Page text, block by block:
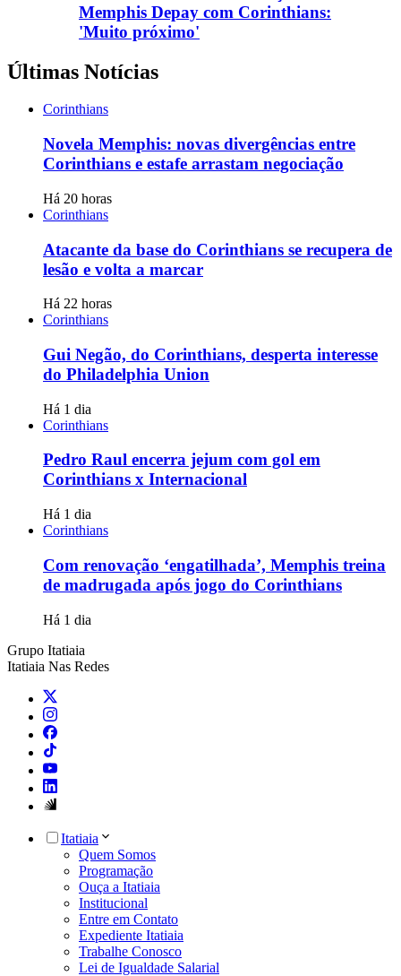
Memphis Depay com Corinthians:
'Muito próximo'
Últimas Notícias
Corinthians
Novela Memphis: novas divergências entre
Corinthians e estafe arrastam negociação
Há 20 horas
Corinthians
Atacante da base do Corinthians se recupera de
lesão e volta a marcar
Há 22 horas
Corinthians
Gui Negão, do Corinthians, desperta interesse
do Philadelphia Union
Há 1 dia
Corinthians
Pedro Raul encerra jejum com gol em
Corinthians x Internacional
Há 1 dia
Corinthians
Com renovação ‘engatilhada’, Memphis treina
de madrugada após jogo do Corinthians
Há 1 dia
Grupo Itatiaia
Itatiaia Nas Redes
Itatiaia
Quem Somos
Programação
Ouça a Itatiaia
Institucional
Entre em Contato
Expediente Itatiaia
Trabalhe Conosco
Lei de Igualdade Salarial